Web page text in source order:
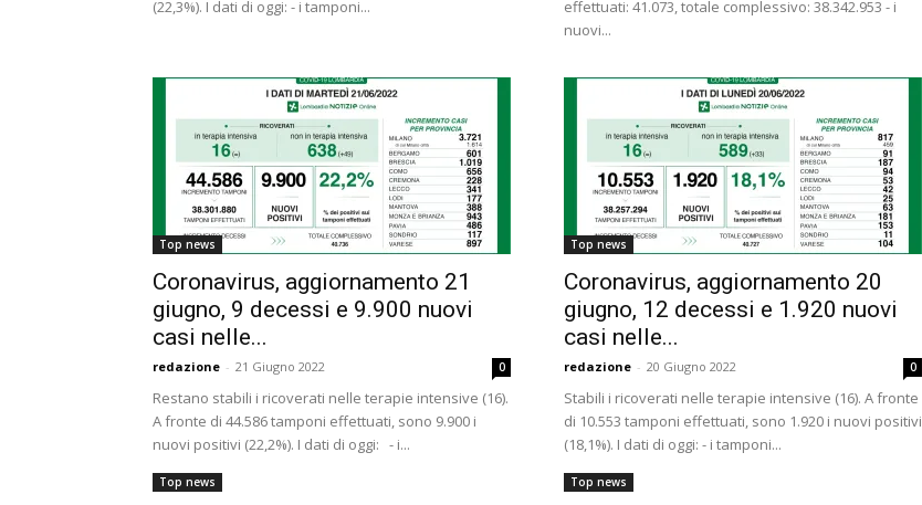
(22,3%). I dati di oggi: - i tamponi...
effettuati: 41.073, totale complessivo: 38.342.953 - i
nuovi...
Top news
Coronavirus, aggiornamento 21
giugno, 9 decessi e 9.900 nuovi
casi nelle...
redazione - 21 Giugno 2022 0
Restano stabili i ricoverati nelle terapie intensive (16).
A fronte di 44.586 tamponi effettuati, sono 9.900 i
nuovi positivi (22,2%). I dati di oggi: - i...
Top news
Coronavirus, aggiornamento 20
giugno, 12 decessi e 1.920 nuovi
casi nelle...
redazione - 20 Giugno 2022 0
Stabili i ricoverati nelle terapie intensive (16). A fronte
di 10.553 tamponi effettuati, sono 1.920 i nuovi positivi
(18,1%). I dati di oggi: - i tamponi...
Top news Top news